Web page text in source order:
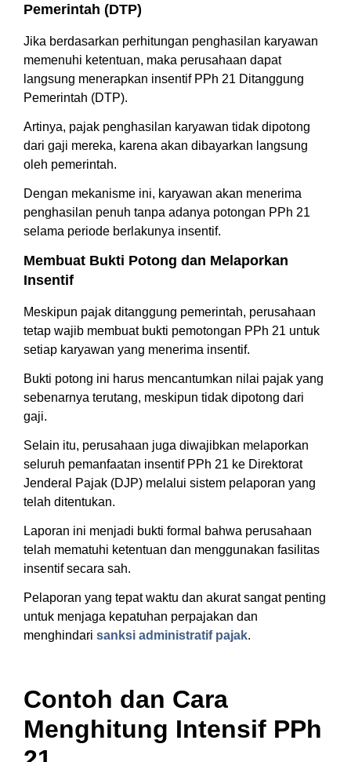
Pemerintah (DTP)
Jika berdasarkan perhitungan penghasilan karyawan
memenuhi ketentuan, maka perusahaan dapat
langsung menerapkan insentif PPh 21 Ditanggung
Pemerintah (DTP).
Artinya, pajak penghasilan karyawan tidak dipotong
dari gaji mereka, karena akan dibayarkan langsung
oleh pemerintah.
Dengan mekanisme ini, karyawan akan menerima
penghasilan penuh tanpa adanya potongan PPh 21
selama periode berlakunya insentif.
Membuat Bukti Potong dan Melaporkan
Insentif
Meskipun pajak ditanggung pemerintah, perusahaan
tetap wajib membuat bukti pemotongan PPh 21 untuk
setiap karyawan yang menerima insentif.
Bukti potong ini harus mencantumkan nilai pajak yang
sebenarnya terutang, meskipun tidak dipotong dari
gaji.
Selain itu, perusahaan juga diwajibkan melaporkan
seluruh pemanfaatan insentif PPh 21 ke Direktorat
Jenderal Pajak (DJP) melalui sistem pelaporan yang
telah ditentukan.
Laporan ini menjadi bukti formal bahwa perusahaan
telah mematuhi ketentuan dan menggunakan fasilitas
insentif secara sah.
Pelaporan yang tepat waktu dan akurat sangat penting
untuk menjaga kepatuhan perpajakan dan
menghindari sanksi administratif pajak.
Contoh dan Cara
Menghitung Intensif PPh